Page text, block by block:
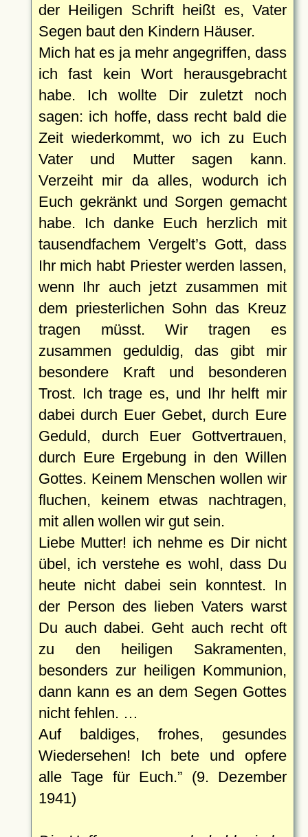
der Heiligen Schrift heißt es, Vater
Segen baut den Kindern Häuser.
Mich hat es ja mehr angegriffen, dass
ich fast kein Wort herausgebracht
habe. Ich wollte Dir zuletzt noch
sagen: ich hoffe, dass recht bald die
Zeit wiederkommt, wo ich zu Euch
Vater und Mutter sagen kann.
Verzeiht mir da alles, wodurch ich
Euch gekränkt und Sorgen gemacht
habe. Ich danke Euch herzlich mit
tausendfachem Vergelt’s Gott, dass
Ihr mich habt Priester werden lassen,
wenn Ihr auch jetzt zusammen mit
dem priesterlichen Sohn das Kreuz
tragen müsst. Wir tragen es
zusammen geduldig, das gibt mir
besondere Kraft und besonderen
Trost. Ich trage es, und Ihr helft mir
dabei durch Euer Gebet, durch Eure
Geduld, durch Euer Gottvertrauen,
durch Eure Ergebung in den Willen
Gottes. Keinem Menschen wollen wir
fluchen, keinem etwas nachtragen,
mit allen wollen wir gut sein.
Liebe Mutter! ich nehme es Dir nicht
übel, ich verstehe es wohl, dass Du
heute nicht dabei sein konntest. In
der Person des lieben Vaters warst
Du auch dabei. Geht auch recht oft
zu den heiligen Sakramenten,
besonders zur heiligen Kommunion,
dann kann es an dem Segen Gottes
nicht fehlen. …
Auf baldiges, frohes, gesundes
Wiedersehen! Ich bete und opfere
alle Tage für Euch.
(9. Dezember
1941)